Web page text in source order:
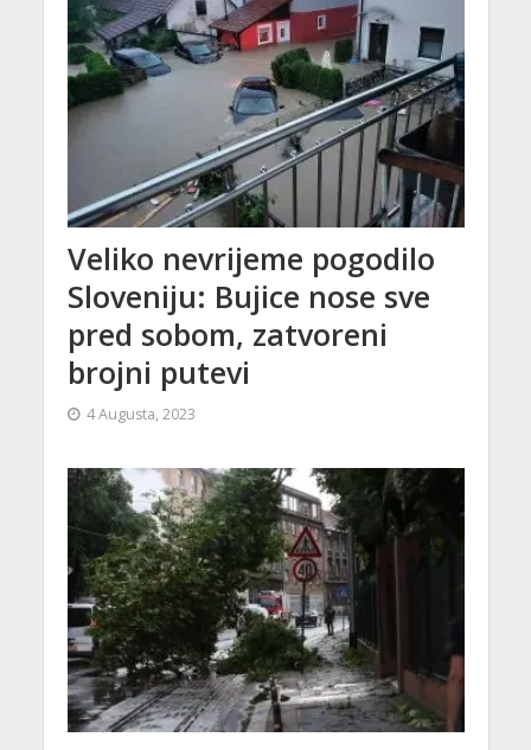
Veliko nevrijeme pogodilo
Sloveniju: Bujice nose sve
pred sobom, zatvoreni
brojni putevi
4 Augusta, 2023